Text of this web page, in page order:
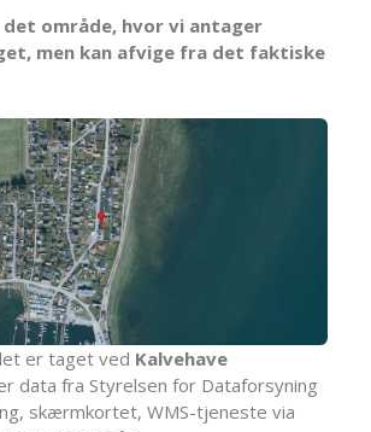
område, hvor vi antager
men kan afvige fra det faktiske
er taget ved Kalvehave
data fra Styrelsen for Dataforsyning
skærmkortet, WMS-tjeneste via